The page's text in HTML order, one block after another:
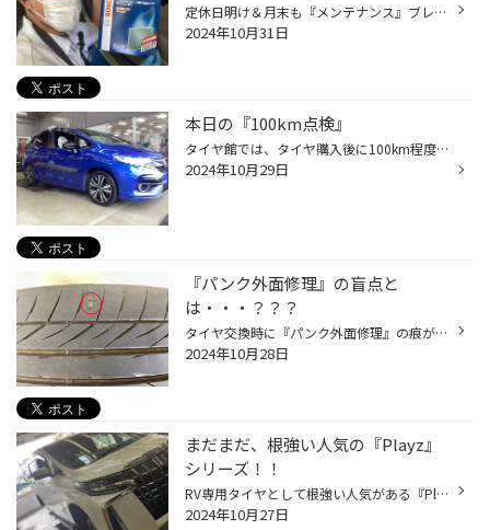
定休日明け＆月末も『メンテナンス』ブレイク中～!(^^)! 早いもので、明日から１１月に突入ですヨ＼(^o^)／ タイヤ館では、スタッドレスタイヤの履き替え作業が急増中です！！ そして、履き替え作業と一緒に『メンテナンス』も急増中ですヨ！！ 軽メンテナンスなら作業時間内で終了するのでオススメ...
2024年10月31日
本日の『100km点検』
タイヤ館では、タイヤ購入後に100km程度走行したら最後の点検を行っています！！ これが通称『タイヤ100km点検』と言います(^_^)/ その点検内容は・・・ ◆空気圧点検（空気圧のバラツキを修正） ◆トルク点検（ナット・ボルトの緩み確認） ◆タイヤワックス塗布（キレイに清掃） 以上の３項目を実施...
2024年10月29日
『パンク外面修理』の盲点と
は・・・？？？
タイヤ交換時に『パンク外面修理』の痕がありました・・・(◞‸◟) この修理痕（〇印）から推測すると、修理後にかなりの距離を走行したと思われます！！ 理由は修理痕（〇印）がかなり平になっていて、タイヤに馴染んでいたからなんです！！ そして、タイヤの中を確認してみると・・・ 修理痕（〇印）...
2024年10月28日
まだまだ、根強い人気の『Playz』
シリーズ！！
RV専用タイヤとして根強い人気がある『Playz PX-RVⅡ』です(^_^)/ 以前は乗用車用として『Playz PXⅡ』もラインアップされていました！！ そして現在ではWEB専売品として購入ができるようになっています(^_^)/ 更に旧モデルのパターンになりますが、一部⑥種類のレアサイズが残留になっていますヨ(^_-)...
2024年10月27日